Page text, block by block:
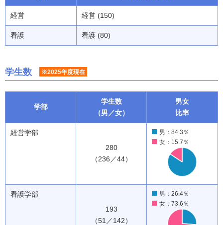
経営 経営 (150)
看護 看護 (80)
学生数 ※2025年度現在
学部
学生数
（男／女）
男女
比率
経営学部
280
（236／44）
男：84.3％
女：15.7％
看護学部
193
（51／142）
男：26.4％
女：73.6％